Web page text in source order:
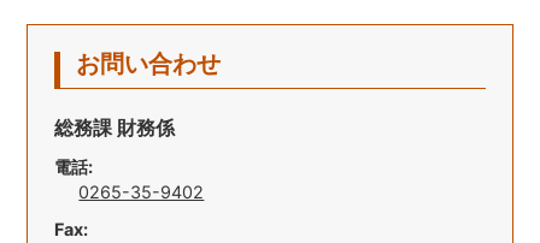
お問い合わせ
総務課 財務係
電話:
0265-35-9402
Fax: